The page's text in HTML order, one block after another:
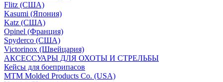
Flitz (США)
Kasumi (Япония)
Katz (США)
Opinel (Франция)
Spyderco (США)
Victorinox (Швейцария)
АКСЕССУАРЫ ДЛЯ ОХОТЫ И СТРЕЛЬБЫ
Кейсы для боеприпасов
MTM Molded Products Co. (USA)